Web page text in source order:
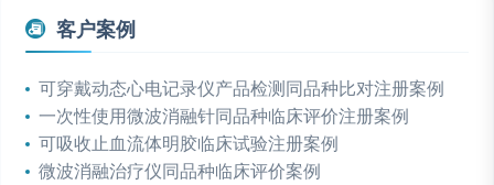
客户案例
可穿戴动态心电记录仪产品检测同品种比对注册案例
一次性使用微波消融针同品种临床评价注册案例
可吸收止血流体明胶临床试验注册案例
微波消融治疗仪同品种临床评价案例